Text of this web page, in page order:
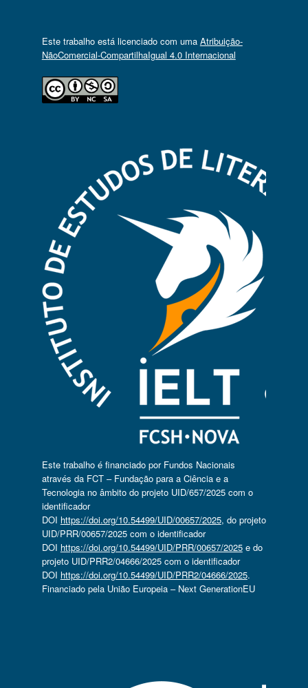
Este trabalho está licenciado com uma Atribuição-
NãoComercial-CompartilhaIgual 4.0 Internacional
Este trabalho é financiado por Fundos Nacionais
através da FCT – Fundação para a Ciência e a
Tecnologia no âmbito do projeto UID/657/2025 com o
identificador
DOI https://doi.org/10.54499/UID/00657/2025, do projeto
UID/PRR/00657/2025 com o identificador
DOI https://doi.org/10.54499/UID/PRR/00657/2025e do
projeto UID/PRR2/04666/2025 com o identificador
DOI https://doi.org/10.54499/UID/PRR2/04666/2025.
Financiado pela União Europeia – Next GenerationEU